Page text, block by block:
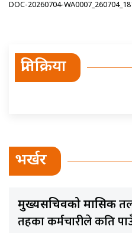
DOC-20260704-
प्रतिक्रिया
भर्खर
मुख्यसचिवको मासिक
तहका कर्मचारीले कति